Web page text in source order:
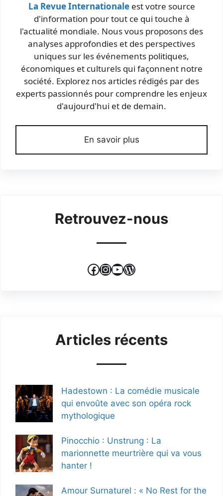
La Revue Internationaleest votre source
d'information pour tout ce qui touche à
l'actualité mondiale. Nous vous proposons des
analyses approfondies et des perspectives
uniques sur les événements politiques,
économiques et culturels qui façonnent notre
société. Explorez nos articles rédigés par des
experts passionnés pour comprendre les enjeux
d'aujourd'hui et de demain.
En savoir plus
Retrouvez-nous
Facebook
Instagram
YouTube
WordPress
Articles récents
Hadestown : La comédie musicale
qui envoûte avec son opéra rock
mythologique
Pinocchio : Unstrung : La
marionnette meurtrière qui va vous
hanter !
Amour Surnaturel : « No Rest for the